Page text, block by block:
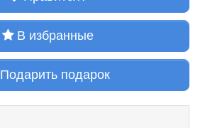
В избранные
Подарить подарок